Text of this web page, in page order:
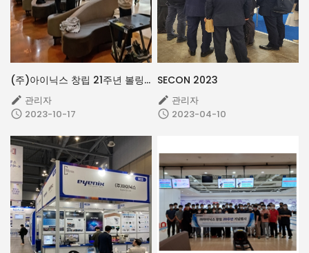
(주)아이닉스 창립 21주년 볼링 친선 경기
 관리자
 2023-10-17
SECON 2023
 관리자
 2023-04-10